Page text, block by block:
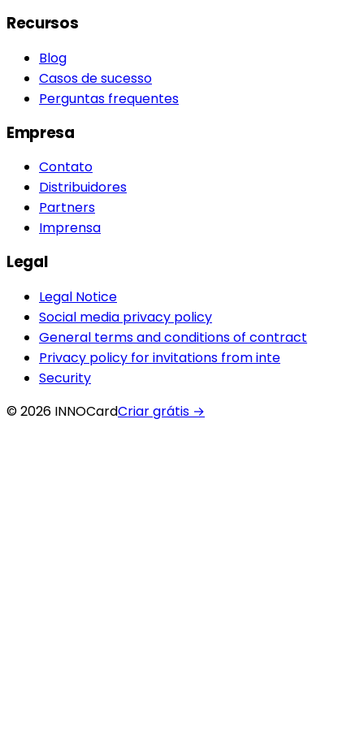
Recursos
Blog
Casos de sucesso
Perguntas frequentes
Empresa
Contato
Distribuidores
Partners
Imprensa
Legal
Legal Notice
Social media privacy policy
General terms and conditions of contract
Privacy policy for invitations from inte
Security
© 2026 INNOCardCriar grátis →